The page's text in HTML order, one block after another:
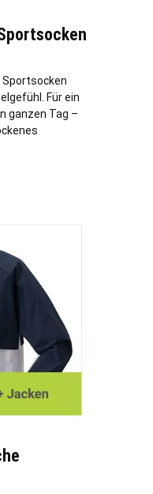
Für ein
ganzen Tag –